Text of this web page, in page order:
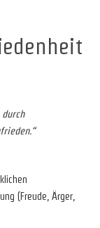
durch
(Freude, Ärger,